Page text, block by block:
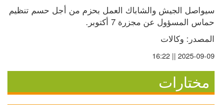
حماس المسؤول عن مجزرة 7 أكتوبر.
المصدر: وكالات
2025-09-09 || 16:22
مختارات